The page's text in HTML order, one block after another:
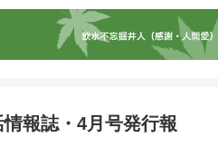
報誌・4月号発行報